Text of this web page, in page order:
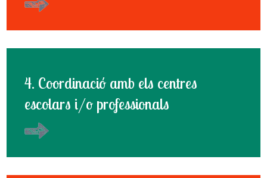
4. Coordinació amb els centres
escolars i/o professionals